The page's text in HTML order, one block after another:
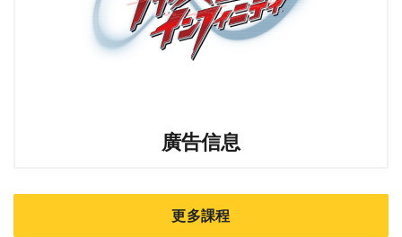
廣告信息
更多課程